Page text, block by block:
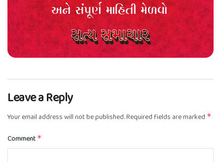
Leave a Reply
Your email address will not be published.Required fields are marked *
Comment *